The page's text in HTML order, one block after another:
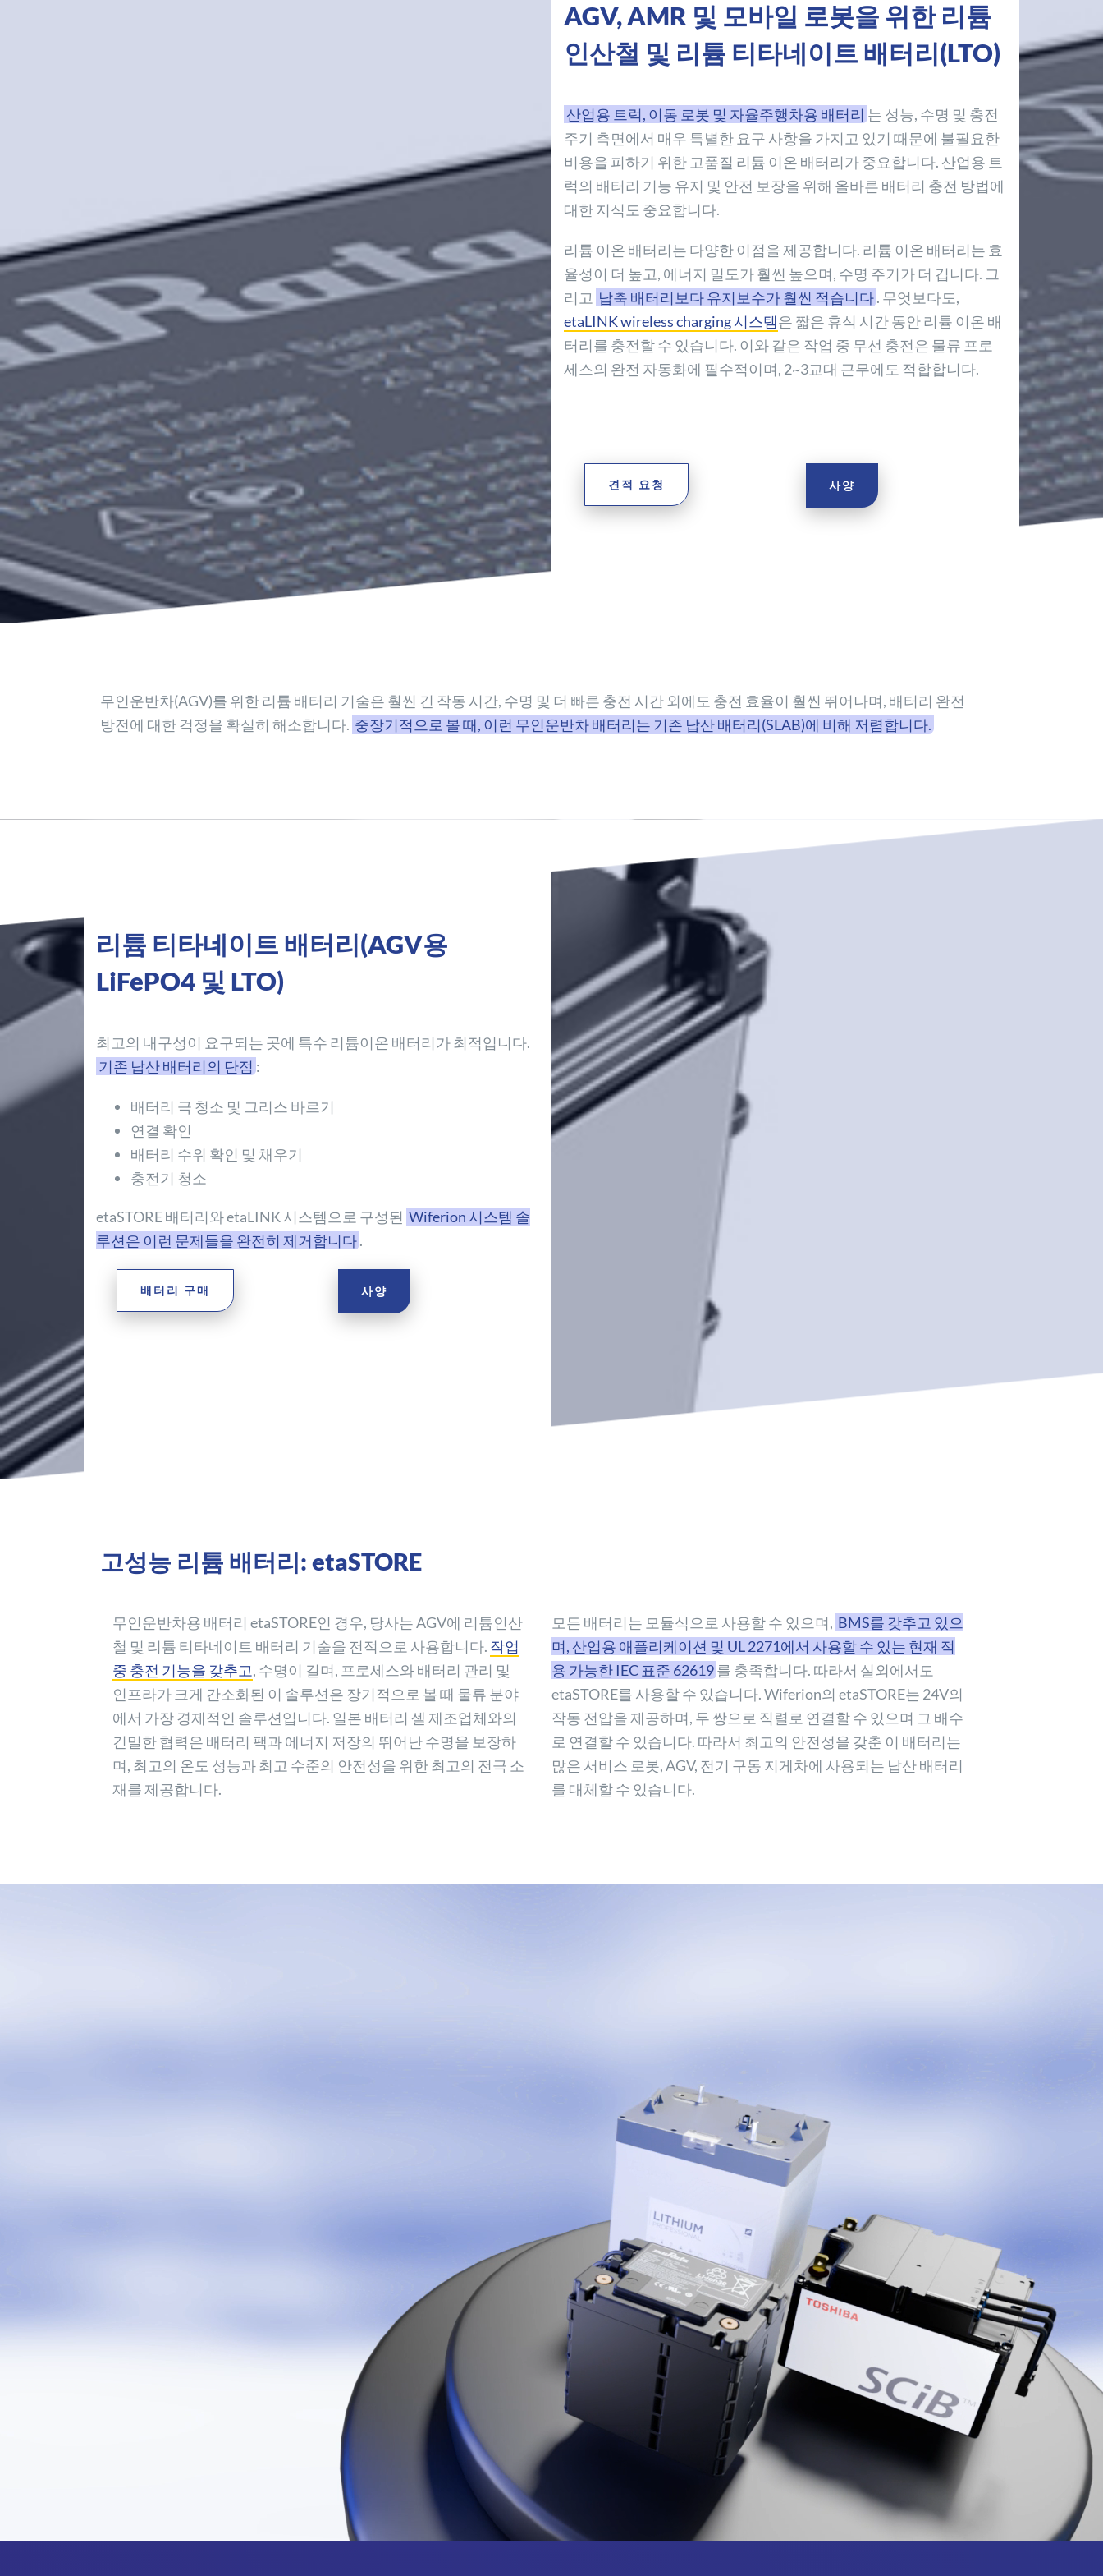
AGV, AMR 및 모바일 로봇을 위한 리튬
인산철 및 리튬 티타네이트 배터리(LTO)
산업용 트럭, 이동 로봇 및 자율주행차용 배터리 는 성능, 수명 및 충전
주기 측면에서 매우 특별한 요구 사항을 가지고 있기 때문에 불필요한
비용을 피하기 위한 고품질 리튬 이온 배터리가 중요합니다. 산업용 트
럭의 배터리 기능 유지 및 안전 보장을 위해 올바른 배터리 충전 방법에
대한 지식도 중요합니다.
리튬 이온 배터리는 다양한 이점을 제공합니다. 리튬 이온 배터리는 효
율성이 더 높고, 에너지 밀도가 훨씬 높으며, 수명 주기가 더 깁니다. 그
리고 납축 배터리보다 유지보수가 훨씬 적습니다. 무엇보다도,
etaLINK wireless charging 시스템은 짧은 휴식 시간 동안 리튬 이온 배
터리를 충전할 수 있습니다. 이와 같은 작업 중 무선 충전은 물류 프로
세스의 완전 자동화에 필수적이며, 2~3교대 근무에도 적합합니다.
견적 요청 사양
무인운반차(AGV)를 위한 리튬 배터리 기술은 훨씬 긴 작동 시간, 수명 및 더 빠른 충전 시간 외에도 충전 효율이 훨씬 뛰어나며, 배터리 완전
방전에 대한 걱정을 확실히 해소합니다. 중장기적으로 볼 때, 이런 무인운반차 배터리는 기존 납산 배터리(SLAB)에 비해 저렴합니다.
리튬 티타네이트 배터리(AGV용
LiFePO4 및 LTO)
최고의 내구성이 요구되는 곳에 특수 리튬이온 배터리가 최적입니다.
기존 납산 배터리의 단점 :
배터리 극 청소 및 그리스 바르기
연결 확인
배터리 수위 확인 및 채우기
충전기 청소
etaSTORE 배터리와 etaLINK 시스템으로 구성된 Wiferion 시스템 솔
루션은 이런 문제들을 완전히 제거합니다.
배터리 구매 사양
고성능 리튬 배터리: etaSTORE
무인운반차용 배터리 etaSTORE인 경우, 당사는 AGV에 리튬인산
철 및 리튬 티타네이트 배터리 기술을 전적으로 사용합니다. 작업
중 충전 기능을 갖추고, 수명이 길며, 프로세스와 배터리 관리 및
인프라가 크게 간소화된 이 솔루션은 장기적으로 볼 때 물류 분야
에서 가장 경제적인 솔루션입니다. 일본 배터리 셀 제조업체와의
긴밀한 협력은 배터리 팩과 에너지 저장의 뛰어난 수명을 보장하
며, 최고의 온도 성능과 최고 수준의 안전성을 위한 최고의 전극 소
재를 제공합니다.
모든 배터리는 모듈식으로 사용할 수 있으며, BMS를 갖추고 있으
며, 산업용 애플리케이션 및 UL 2271에서 사용할 수 있는 현재 적
용 가능한 IEC 표준 62619를 충족합니다. 따라서 실외에서도
etaSTORE를 사용할 수 있습니다. Wiferion의 etaSTORE는 24V의
작동 전압을 제공하며, 두 쌍으로 직렬로 연결할 수 있으며 그 배수
로 연결할 수 있습니다. 따라서 최고의 안전성을 갖춘 이 배터리는
많은 서비스 로봇, AGV, 전기 구동 지게차에 사용되는 납산 배터리
를 대체할 수 있습니다.